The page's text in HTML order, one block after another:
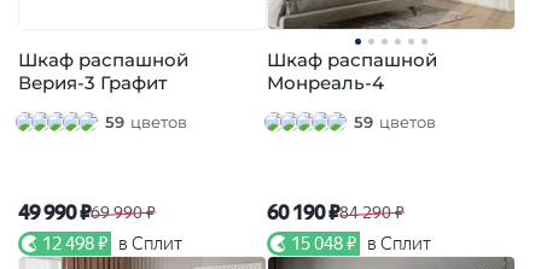
Шкаф распашной
Верия-3 Графит
59 цветов
49 990 ₽69 990 ₽
12 498 ₽ в Сплит
Шкаф распашной
Монреаль-4
59 цветов
60 190 ₽84 290 ₽
15 048 ₽ в Сплит